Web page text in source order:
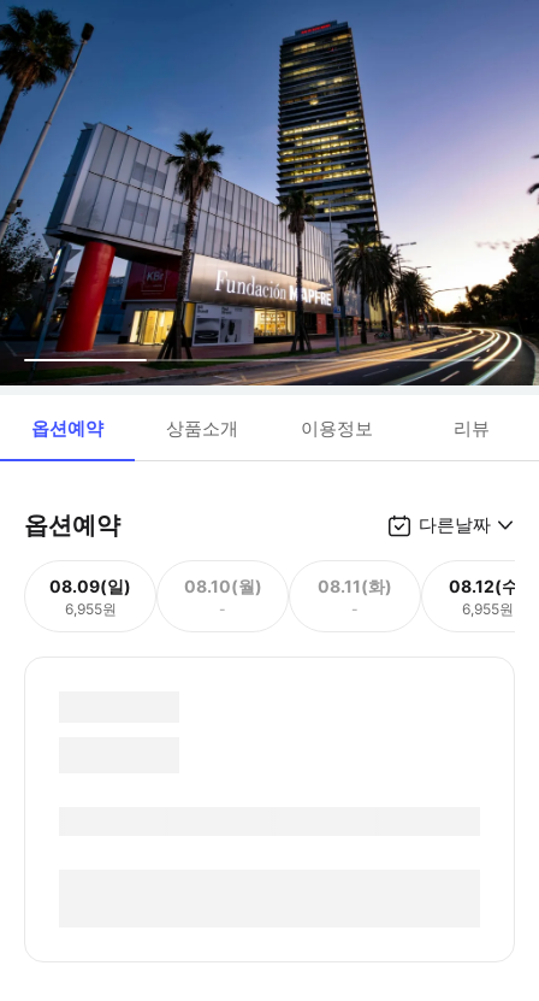
옵션예약 상품소개 이용정보 리뷰
옵션예약 다른날짜
08.09(일)
6,955원
08.10(월)
-
08.11(화)
-
08.12(수)
6,955원